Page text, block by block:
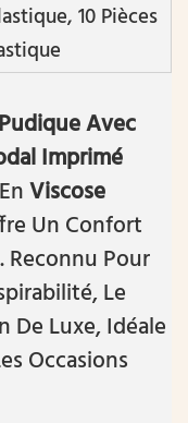
10 Pièces
Avec
Imprimé
Viscose
Un Confort
Reconnu Pour
Le
De Luxe, Idéale
Occasions